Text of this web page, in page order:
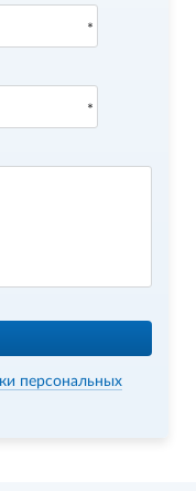
персональных